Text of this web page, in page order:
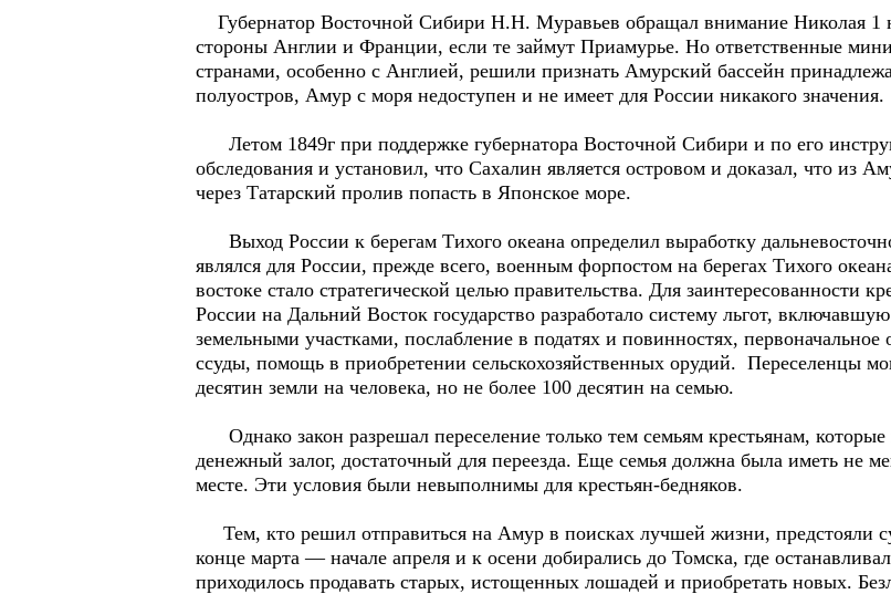
Губернатор Восточной Сибири Н.Н. Муравьев обращал внимание Николая 1
стороны Англии и Франции, если те займут Приамурье. Но ответственные
странами, особенно с Англией, решили признать Амурский бассейн
полуостров, Амур с моря недоступен и не имеет для России никакого значения.
Летом 1849г при поддержке губернатора Восточной Сибири и по его
обследования и установил, что Сахалин является островом и доказал, что из
через Татарский пролив попасть в Японское море.
Выход России к берегам Тихого океана определил выработку
являлся для России, прежде всего, военным форпостом на берегах Тихого
востоке стало стратегической целью правительства. Для заинтересованности
России на Дальний Восток государство разработало систему льгот,
земельными участками, послабление в податях и повинностях,
ссуды, помощь в приобретении сельскохозяйственных орудий. Переселенцы
десятин земли на человека, но не более 100 десятин на семью.
Однако закон разрешал переселение только тем семьям крестьянам, которые
денежный залог, достаточный для переезда. Еще семья должна была иметь не
месте. Эти условия были невыполнимы для крестьян-бедняков.
Тем, кто решил отправиться на Амур в поисках лучшей жизни, предстояли
конце марта — начале апреля и к осени добирались до Томска, где
приходилось продавать старых, истощенных лошадей и приобретать новых.